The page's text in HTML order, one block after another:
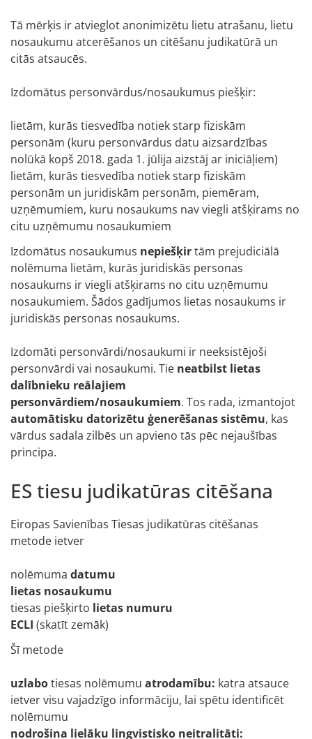
Tā mērķis ir atvieglot anonimizētu lietu atrašanu, lietu
nosaukumu atcerēšanos un citēšanu judikatūrā un
citās atsaucēs.
Izdomātus personvārdus/nosaukumus piešķir:
lietām, kurās tiesvedība notiek starp fiziskām
personām (kuru personvārdus datu aizsardzības
nolūkā kopš 2018. gada 1. jūlija aizstāj ar iniciāļiem)
lietām, kurās tiesvedība notiek starp fiziskām
personām un juridiskām personām, piemēram,
uzņēmumiem, kuru nosaukums nav viegli atšķirams no
citu uzņēmumu nosaukumiem
Izdomātus nosaukumus nepiešķirtām prejudiciālā
nolēmuma lietām, kurās juridiskās personas
nosaukums ir viegli atšķirams no citu uzņēmumu
nosaukumiem. Šādos gadījumos lietas nosaukums ir
juridiskās personas nosaukums.
Izdomāti personvārdi/nosaukumi ir neeksistējoši
personvārdi vai nosaukumi. Tie neatbilst lietas
dalībnieku reālajiem
personvārdiem/nosaukumiem. Tos rada, izmantojot
automātisku datorizētu ģenerēšanas sistēmu, kas
vārdus sadala zilbēs un apvieno tās pēc nejaušības
principa.
ES tiesu judikatūras citēšana
Eiropas Savienības Tiesas judikatūras citēšanas
metode ietver
nolēmuma datumu
lietas nosaukumu
tiesas piešķirto lietas numuru
ECLI (skatīt zemāk)
Šī metode
uzlabotiesas nolēmumu atrodamību: katra atsauce
ietver visu vajadzīgo informāciju, lai spētu identificēt
nolēmumu
nodrošina lielāku lingvistisko neitralitāti: